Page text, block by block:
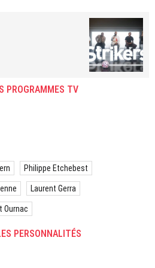
PROGRAMMES TV
Philippe Etchebest
Laurent Gerra
Ournac
PERSONNALITÉS